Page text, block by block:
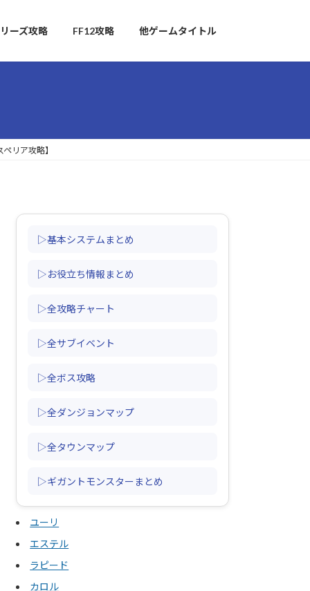
ーズ攻略 FF12攻略 他ゲームタイトル
リア攻略】
▷基本システムまとめ
▷お役立ち情報まとめ
▷全攻略チャート
▷全サブイベント
▷全ボス攻略
▷全ダンジョンマップ
▷全タウンマップ
▷ギガントモンスターまとめ
ユーリ
エステル
ラピード
カロル